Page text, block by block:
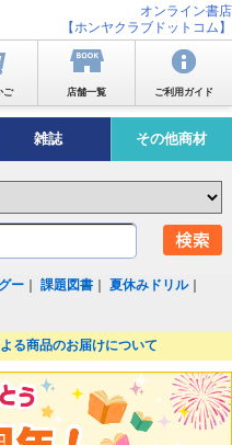
オンライン書店
【ホンヤクラブドットコム】
ご 店舗一覧 ご利用ガイド
雑誌 その他商材
ー ｜課題図書 ｜夏休みドリル｜
る商品のお届けについて